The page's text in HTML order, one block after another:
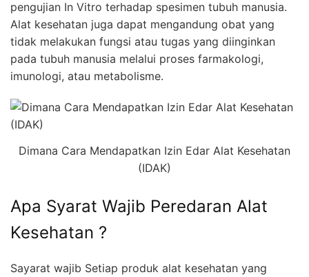
pengujian In Vitro terhadap spesimen tubuh manusia.
Alat kesehatan juga dapat mengandung obat yang
tidak melakukan fungsi atau tugas yang diinginkan
pada tubuh manusia melalui proses farmakologi,
imunologi, atau metabolisme.
Dimana Cara Mendapatkan Izin Edar Alat Kesehatan
(IDAK)
Apa Syarat Wajib Peredaran Alat
Kesehatan ?
Sayarat wajib Setiap produk alat kesehatan yang